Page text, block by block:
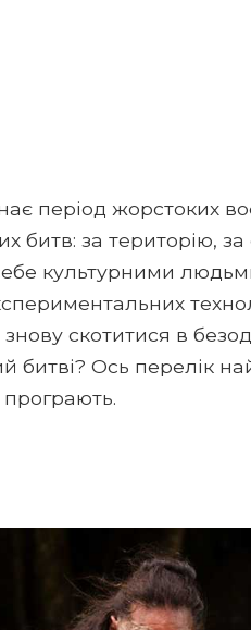
період жорстоких
битв: за територію, за
культурними
скотитися в
битві? Ось перелік
програють.